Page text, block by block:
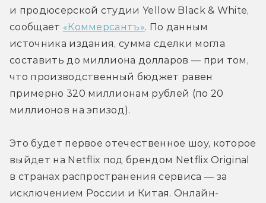
и продюсерской студии Yellow Black & White,
сообщает «Коммерсантъ». По данным
источника издания, сумма сделки могла
составить до миллиона долларов — при том,
что производственный бюджет равен
примерно 320 миллионам рублей (по 20
миллионов на эпизод).
Это будет первое отечественное шоу, которое
выйдет на Netflix под брендом Netflix Original
в странах распространения сервиса — за
исключением России и Китая. Онлайн-